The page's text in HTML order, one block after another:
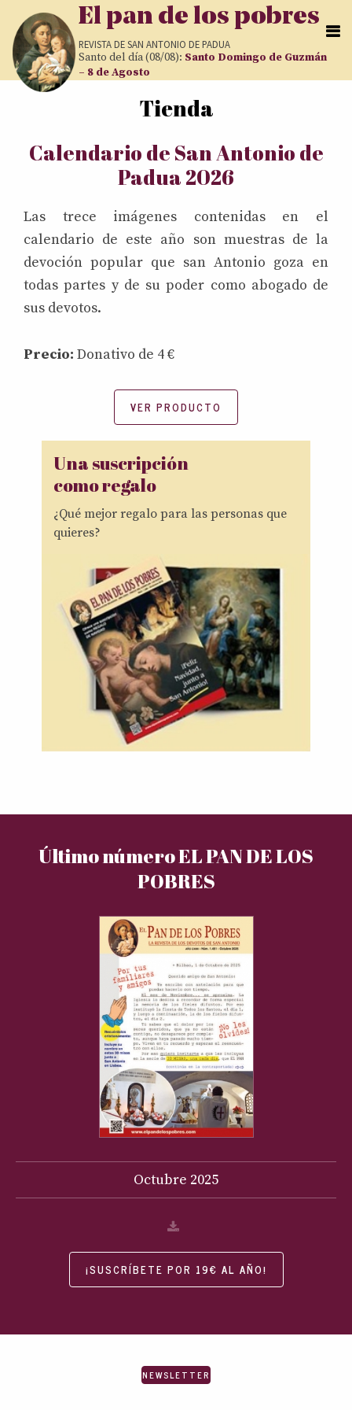
Pasar al contenido principal
El pan de los pobres
REVISTA DESAN ANTONIO DE PADUA
Santo del día (08/08): Santo Domingo de Guzmán
– 8 de Agosto
Tienda
Calendario de San Antonio de
Padua 2026
Las trece imágenes contenidas en el
calendario de este año son muestras de la
devoción popular que san Antonio goza en
todas partes y de su poder como abogado de
sus devotos.
Precio: Donativo de 4 €
VER PRODUCTO
Una suscripción
como regalo
¿Qué mejor regalo para las personas que
quieres?
Último número EL PAN DE LOS
POBRES
Octubre 2025
¡SUSCRÍBETE POR 19€ AL AÑO!
NEWSLETTER